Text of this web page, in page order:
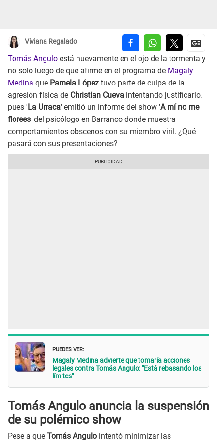
Viviana Regalado
Tomás Angulo está nuevamente en el ojo de la tormenta y
no solo luego de que afirme en el programa de Magaly
Medina que Pamela López tuvo parte de culpa de la
agresión física de Christian Cueva intentando justificarlo,
pues ' La Urraca' emitió un informe del show 'A mí no me
florees' del psicólogo en Barranco donde muestra
comportamientos obscenos con su miembro viril. ¿Qué
pasará con sus presentaciones?
PUEDES VER:
Magaly Medina advierte que tomaría acciones
legales contra Tomás Angulo: "Está rebasando los
límites"
Tomás Angulo anuncia la suspensión
de su polémico show
Pese a que Tomás Angulo intentó minimizar las